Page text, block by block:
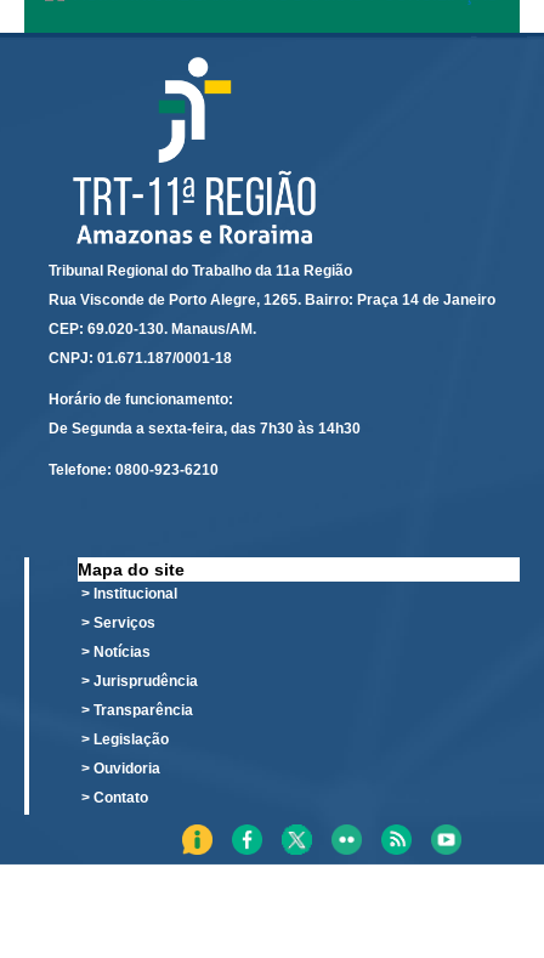
Comitê de Prevenção e Enfrentamento do Assédio
Moral, do Assédio Sexual e da Discriminação
Comissão Permanente de Gestão Socioambiental
Comitê Gestor do Plano de Contratações e Aquisições
no Âmbito do TRT11
Grupo Operacional do Centro de Inteligência
Comitê de Equidade de Raça, Gênero e Diversidade
Comitê PopRuaJud
Comissão de Justiça Itinerante
Comissão Permanente de Avaliação Documental
Automação e IA
Gestão Estratégica
Rede de Governança Colaborativa
Gestão de Riscos
Laboratório de Inovação
Assessoria de Governança de Gestão de Pessoas
Sites Institucionais
Biblioteca
Tribunal Regional do Trabalho da 11a Região
Rua Visconde de Porto Alegre, 1265. Bairro: Praça 14 de Janeiro
CEP: 69.020-130. Manaus/AM.
CNPJ: 01.671.187/0001-18
Horário de funcionamento:
De Segunda a sexta-feira, das 7h30 às 14h30
Telefone: 0800-923-6210
Mapa do site
> Institucional
> Serviços
> Notícias
> Jurisprudência
> Transparência
> Legislação
> Ouvidoria
> Contato